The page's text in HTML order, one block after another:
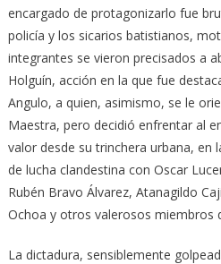
encargado de protagonizarlo fue
policía y los sicarios batistianos,
integrantes se vieron precisados a
Holguín, acción en la que fue
Angulo, a quien, asimismo, se le
Maestra, pero decidió enfrentar al
valor desde su trinchera urbana, en
de lucha clandestina con Oscar
Rubén Bravo Álvarez, Atanagildo
Ochoa y otros valerosos miembros
La dictadura, sensiblemente